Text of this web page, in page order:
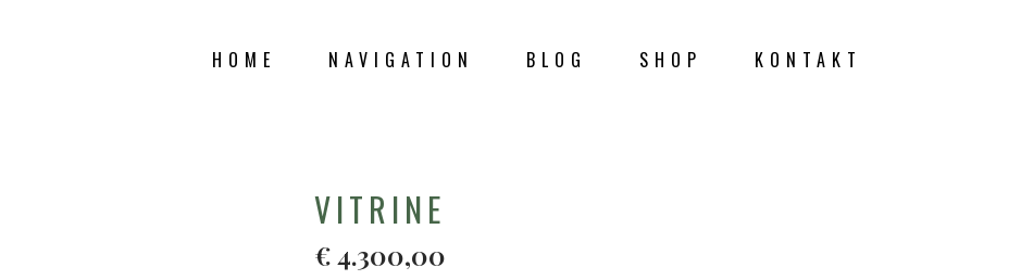
HOME NAVIGATION BLOG SHOP KONTAKT
SHOPVITRINE
€4.300,00